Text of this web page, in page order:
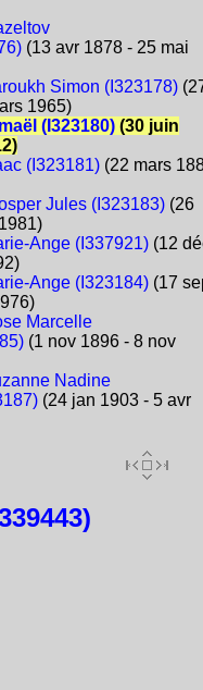
(13 avr 1878 - 25 mai
Simon (I323178)
1965)
(I323180)(30 juin
(I323181)(22 mars
Jules (I323183)(26
Ange (I337921)(12
Ange (I323184)(17
Marcelle
(1 nov 1896 - 8 nov
Nadine
(24 jan 1903 - 5 avr